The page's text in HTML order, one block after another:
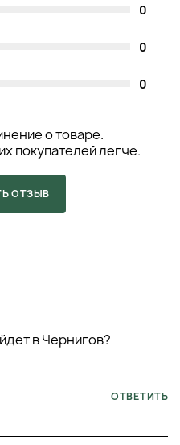
0
0
0
о товаре.
покупателей легче.
ОТЗЫВ
в Чернигов?
ОТВЕТИТЬ